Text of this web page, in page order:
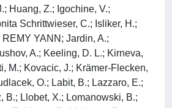
Huang, Z.; Igochine, V.;
Schrittwieser, C.; Isliker, H.;
YANN; Jardin, A.;
A.; Keeling, D. L.; Kirneva,
M.; Kovacic, J.; Krämer-Flecken,
O.; Labit, B.; Lazzaro, E.;
B.; Llobet, X.; Lomanowski, B.;